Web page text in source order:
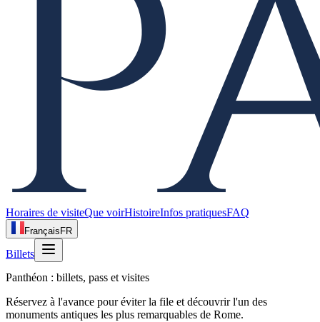
Horaires de visiteQue voirHistoireInfos pratiquesFAQ
Français FR
Billets
Panthéon : billets, pass et visites
Réservez à l'avance pour éviter la file et découvrir l'un des
monuments antiques les plus remarquables de Rome.